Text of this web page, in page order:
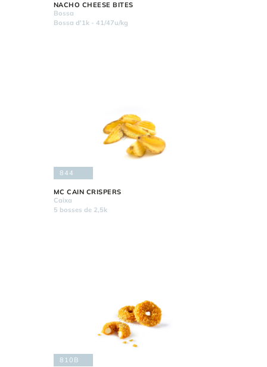
NACHO CHEESE BITES
Bossa
Bossa d'1k - 41/47u/kg
844
MC CAIN CRISPERS
Caixa
5 bosses de 2,5k
810B